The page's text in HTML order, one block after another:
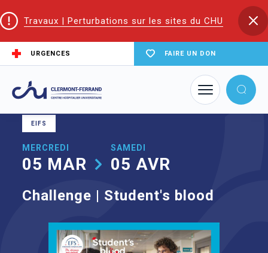
Travaux | Perturbations sur les sites du CHU
URGENCES FAIRE UN DON
Accueil Challenge | Student's blood
EIFS
MERCREDI
05 MAR
SAMEDI
05 AVR
Challenge | Student's blood